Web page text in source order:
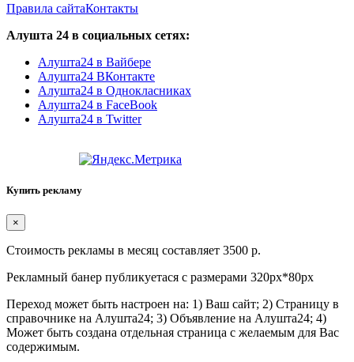
Правила сайтаКонтакты
Алушта 24 в социальных сетях:
Алушта24 в Вайбере
Алушта24 ВКонтакте
Алушта24 в Однокласниках
Алушта24 в FaceBook
Алушта24 в Twitter
Купить рекламу
×
Стоимость рекламы в месяц составляет 3500 р.
Рекламный банер публикуетася с размерами 320px*80px
Переход может быть настроен на: 1) Ваш сайт; 2) Страницу в
справочнике на Алушта24; 3) Объявление на Алушта24; 4)
Может быть создана отдельная страница с желаемым для Вас
содержимым.